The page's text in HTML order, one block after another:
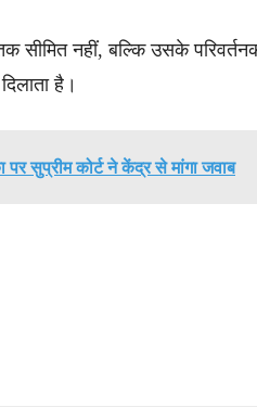
सीमित नहीं, बल्कि उसके
है।
सुप्रीम कोर्ट ने केंद्र से मांगा जवाब